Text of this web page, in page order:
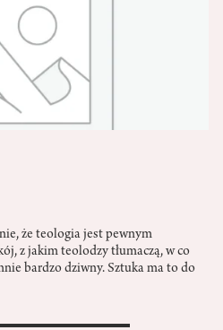
że teologia jest pewnym
z jakim teolodzy tłumaczą, w co
bardzo dziwny. Sztuka ma to do